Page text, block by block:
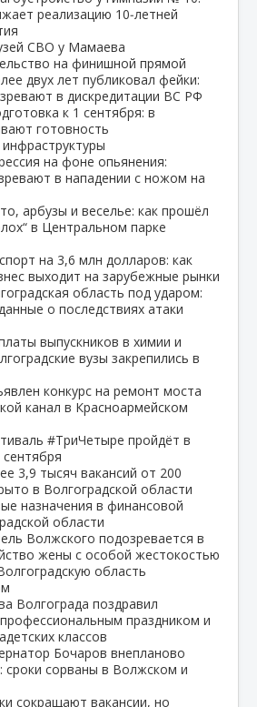
реализацию 10‑летней
СВО у Мамаева
на финишной прямой
двух лет публиковал фейки:
в дискредитации ВС РФ
к 1 сентября: в
готовность
на фоне опьянения:
в нападении с ножом на
арбузы и веселье: как прошёл
в Центральном парке
на 3,6 млн долларов: как
выходит на зарубежные рынки
область под ударом:
о последствиях атаки
выпускников в химии и
вузы закрепились в
конкурс на ремонт моста
канал в Красноармейском
#ТриЧетыре пройдёт в
3,9 тысяч вакансий от 200
в Волгоградской области
назначения в финансовой
области
Волжского подозревается в
жены с особой жестокостью
область
Волгограда поздравил
праздником и
классов
Бочаров внепланово
сроки сорваны в Волжском и
сокращают вакансии, но